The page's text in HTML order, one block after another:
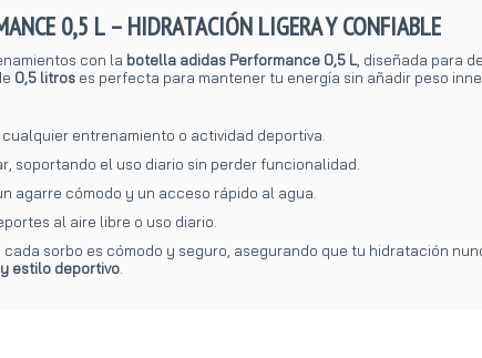
0,5 L – HIDRATACIÓN LIGERA Y CONFIABLE
con la botella adidas Performance 0,5 L, diseñada para
0,5 litros es perfecta para mantener tu energía sin añadir peso
entrenamiento o actividad deportiva.
soportando el uso diario sin perder funcionalidad.
agarre cómodo y un acceso rápido al agua.
al aire libre o uso diario.
cada sorbo es cómodo y seguro, asegurando que tu hidratación
estilo deportivo